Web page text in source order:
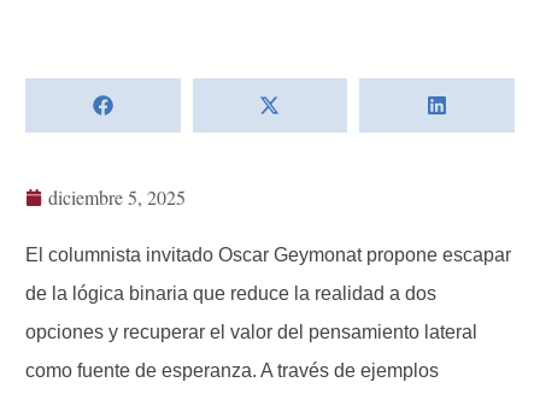
diciembre 5, 2025
El columnista invitado Oscar Geymonat propone escapar
de la lógica binaria que reduce la realidad a dos
opciones y recuperar el valor del pensamiento lateral
como fuente de esperanza. A través de ejemplos